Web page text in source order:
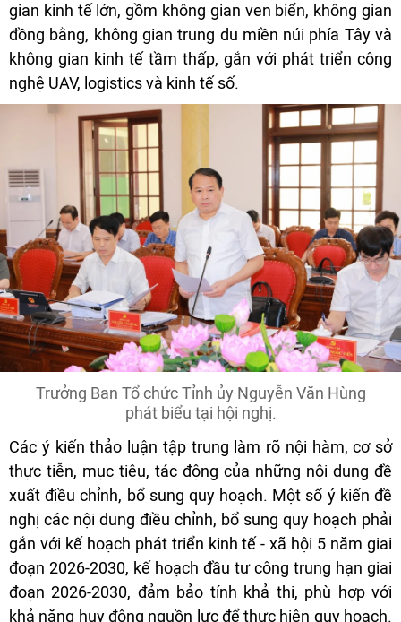
gian kinh tế lớn, gồm không gian ven biển, không gian
đồng bằng, không gian trung du miền núi phía Tây và
không gian kinh tế tầm thấp, gắn với phát triển công
nghệ UAV, logistics và kinh tế số.
Trưởng Ban Tổ chức Tỉnh ủy Nguyễn Văn Hùng
phát biểu tại hội nghị.
Các ý kiến thảo luận tập trung làm rõ nội hàm, cơ sở
thực tiễn, mục tiêu, tác động của những nội dung đề
xuất điều chỉnh, bổ sung quy hoạch. Một số ý kiến đề
nghị các nội dung điều chỉnh, bổ sung quy hoạch phải
gắn với kế hoạch phát triển kinh tế - xã hội 5 năm giai
đoạn 2026-2030, kế hoạch đầu tư công trung hạn giai
đoạn 2026-2030, đảm bảo tính khả thi, phù hợp với
khả năng huy động nguồn lực để thực hiện quy hoạch.